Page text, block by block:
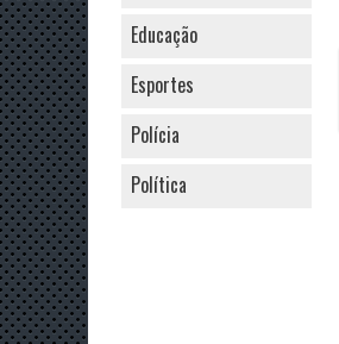
Educação
Esportes
Polícia
Política